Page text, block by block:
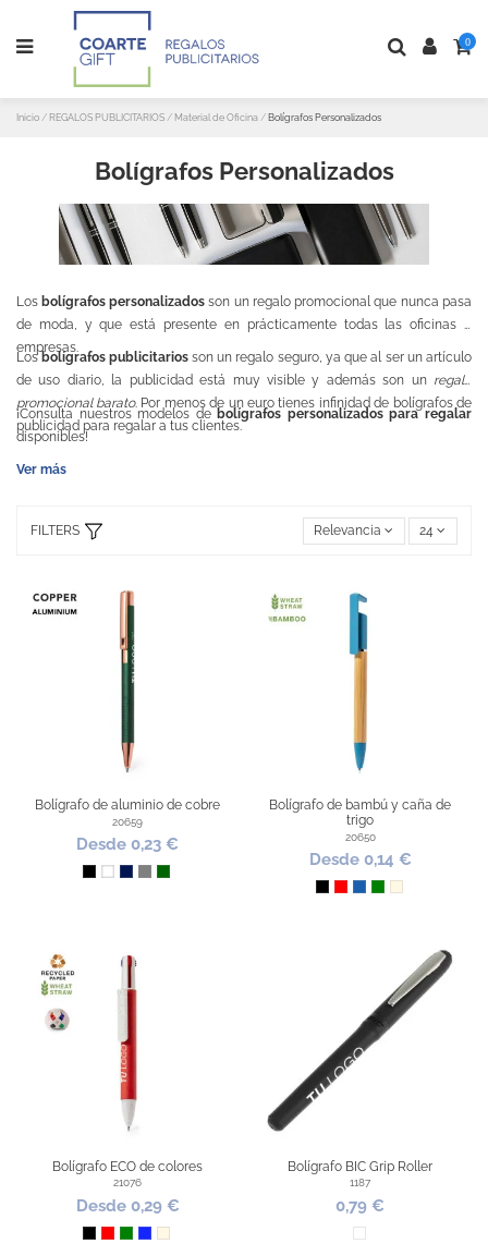
0
Inicio REGALOS PUBLICITARIOS Material de Oficina Bolígrafos Personalizados
Bolígrafos Personalizados
Los bolígrafos personalizados son un regalo promocional que nunca pasa
de moda, y que está presente en prácticamente todas las oficinas y
empresas.
Los bolígrafos publicitarios son un regalo seguro, ya que al ser un artículo
de uso diario, la publicidad está muy visible y además son un regalo
promocional barato. Por menos de un euro tienes infinidad de bolígrafos de
publicidad para regalar a tus clientes.
¡Consulta nuestros modelos de bolígrafos personalizados para regalar
disponibles!
Ver más
FILTERS Relevancia 24
Bolígrafo de aluminio de cobre
20659
Desde 0,23 €
NegroBlanco
Marino
GrisVerde Oscuro
Bolígrafo de bambú y caña de
trigo
20650
Desde 0,14 €
Negro
RojoAzulVerdeNatural
Bolígrafo ECO de colores
21076
Desde 0,29 €
Negro
RojoVerdeAzul Royal
Natural
Bolígrafo BIC Grip Roller
1187
0,79 €
Surtido